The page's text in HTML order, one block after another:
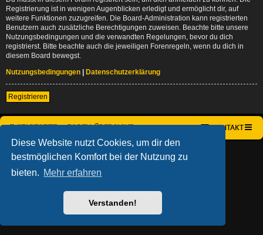
Diese Website nutzt Cookies, um dir den
bestmöglichen Komfort bei der Nutzung zu
bieten. Mehr erfahren
Verstanden!
Registrierung ist in wenigen Augenblicken erledigt und ermöglicht dir, auf
weitere Funktionen zuzugreifen. Die Board-Administration kann registrierten
Benutzern auch zusätzliche Berechtigungen zuweisen. Beachte bitte unsere
Nutzungsbedingungen und die verwandten Regelungen, bevor du dich
registrierst. Bitte beachte auch die jeweiligen Forenregeln, wenn du dich in
diesem Board bewegst.
Nutzungsbedingungen | Datenschutzerklärung
Registrieren
STARTSEITE FOREN-ÜBERSICHT KONTAKT
AÇIEEED! STYLE BYIAN BRADLEY
POWERED BY PHPBB ® FORUM SOFTWARE © PHPBB LIMITED
DEUTSCHE ÜBERSETZUNG DURCH